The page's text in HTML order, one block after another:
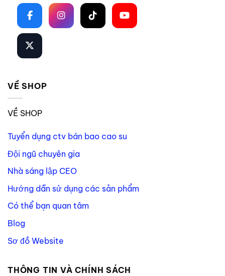
VỀ SHOP
VỀ SHOP
Tuyển dụng ctv bán bao cao su
Đội ngũ chuyên gia
Nhà sáng lập CEO
Hướng dẫn sử dụng các sản phẩm
Có thể bạn quan tâm
Blog
Sơ đồ Website
THÔNG TIN VÀ CHÍNH SÁCH